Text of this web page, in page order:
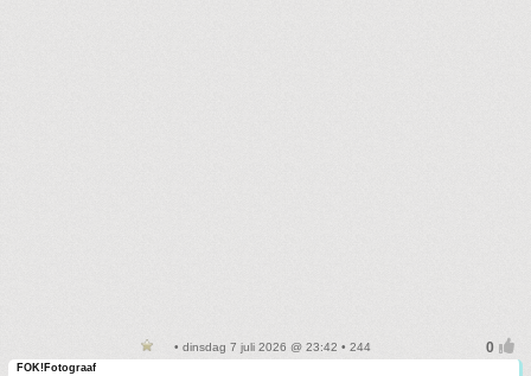
• dinsdag 7 juli 2026 @ 23:42 • 244
FOK!Fotograaf